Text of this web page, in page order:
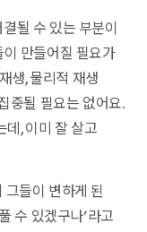
될 수 있는 부분이
만들어질 필요가
생, 물리적 재생
중될 필요는 없어요.
데, 이미 잘 살고
들이 변하게 된
수 있겠구나’라고